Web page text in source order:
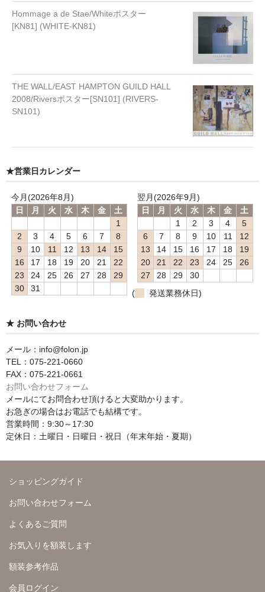
Hommage a de Stae/Whiteポスター
[KN81] (WHITE-KN81)
THE WALL/EAST HAMPTON GUILD HALL
2008/Riversポスター[SN101] (RIVERS-
SN101)
★営業日カレンダー
今月(2026年8月)
日
月 火 水 木 金
土
1
2
3 4 5 6 7
8
9
10 11 12 13 14
15
16
17 18 19 20 21
22
23
24 25 26 27 28
29
30
31
翌月(2026年9月)
日
月 火 水 木 金
土
1
2 3 4
5
6
7 8 9 10 11
12
13
14 15 16 17 18
19
20
21 22 23 24 25
26
27
28 29
30
(
発送業務休日)
★ お問い合わせ
メール：info@folon.jp
TEL：075-221-0660
FAX：075-221-0661
お問い合わせフォーム
メールにてお問合わせ頂けると大変助かります。
お急ぎの場合はお電話でも結構です。
営業時間：9:30～17:30
定休日：土曜日・日曜日・祝日（年末年始・夏期）
ショッピングガイド
お問い合わせフォーム
よくあるご質問
お気入りを額装します
額装参考作品
会員ログイン